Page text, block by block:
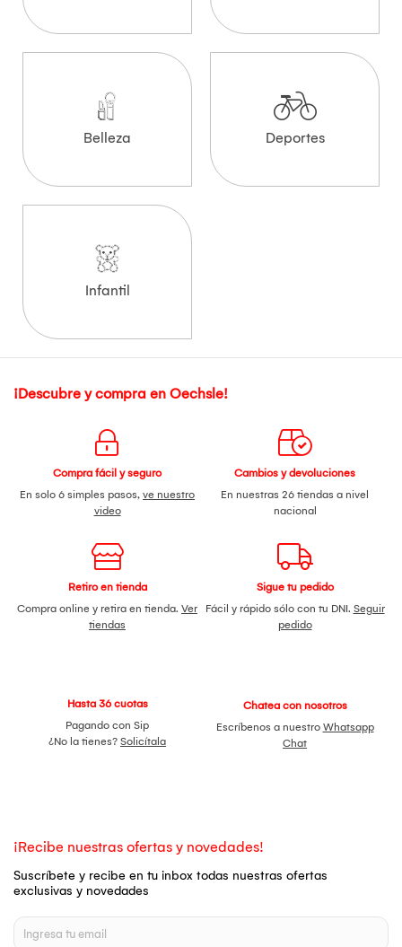
Belleza Deportes
Infantil
¡Descubre y compra en Oechsle!
Compra fácil y seguro
En solo 6 simples pasos, ve nuestro
video
Cambios y devoluciones
En nuestras 26 tiendas a nivel
nacional
Retiro en tienda
Compra online y retira en tienda. Ver
tiendas
Sigue tu pedido
Fácil y rápido sólo con tu DNI. Seguir
pedido
Hasta 36 cuotas
Pagando con Sip
¿No la tienes? Solicítala
Chatea con nosotros
Escríbenos a nuestro Whatsapp
Chat
¡Recibe nuestras ofertas y novedades!
Suscríbete y recibe en tu inbox todas nuestras ofertas
exclusivas y novedades